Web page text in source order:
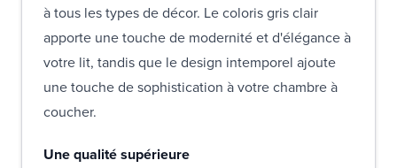
à tous les types de décor. Le coloris gris clair
apporte une touche de modernité et d'élégance à
votre lit, tandis que le design intemporel ajoute
une touche de sophistication à votre chambre à
coucher.
Une qualité supérieure